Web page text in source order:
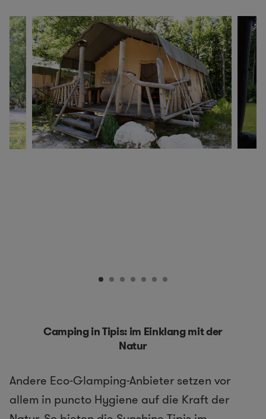
Camping in Tipis: im Einklang mit der
Natur
Andere Eco-Glamping-Anbieter setzen vor
allem in puncto Hygiene auf die Kraft der